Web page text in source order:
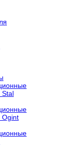
Stal
Ogint